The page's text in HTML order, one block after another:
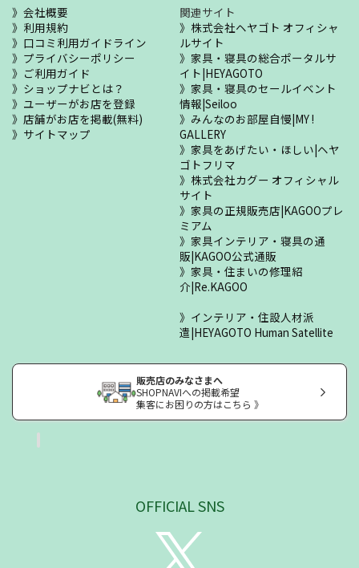
会社概要
利用規約
口コミ利用ガイドライン
プライバシーポリシー
ご利用ガイド
ショップナビとは？
ユーザーがお店を登録
店舗がお店を掲載(無料)
サイトマップ
関連サイト
株式会社ヘヤゴト オフィシャ
ルサイト
家具・寝具の総合ポータルサ
イト|HEYAGOTO
家具・寝具のセールイベント
情報|Seiloo
みんなのお部屋自慢|MY !
GALLERY
家具をあげたい・ほしい|ヘヤ
ゴトフリマ
株式会社カグー オフィシャル
サイト
家具の正規販売店|KAGOOプレ
ミアム
家具インテリア・寝具の通
販|KAGOO公式通販
家具・住まいの修理紹
介|Re.KAGOO
インテリア・住設人材派
遣|HEYAGOTO Human Satellite
販売店のみなさまへ
SHOPNAVIへの掲載希望
集客にお困りの方はこちら 》
OFFICIAL SNS